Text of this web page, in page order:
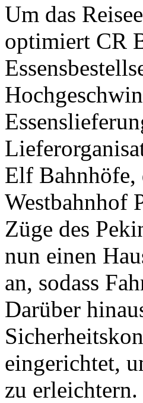
Um das
optimiert CR
Elf Bahnhöfe,
Westbahnhof
Züge des
nun einen
an, sodass
Darüber
eingerichtet,
zu erleichtern.